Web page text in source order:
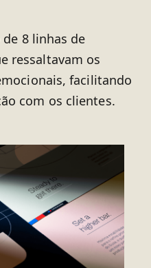
8 linhas de
ressaltavam os
facilitando
com os clientes.